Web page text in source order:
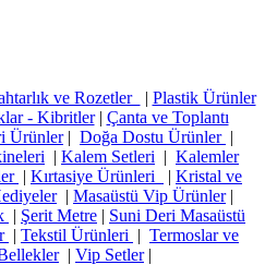
ve Rozetler | Plastik Ürünler
- Kibritler| Çanta ve Toplantı
Ürünler| Doğa Dostu Ürünler |
| Kalem Setleri | Kalemler
| Kırtasiye Ürünleri | Kristal ve
| Masaüstü Vip Ürünler|
| Şerit Metre | Suni Deri Masaüstü
| Tekstil Ürünleri | Termoslar ve
| Vip Setler|